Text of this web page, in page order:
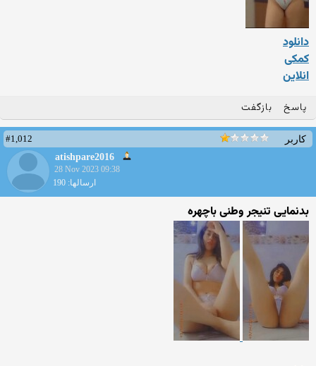
دانلود
کمکی
انلاین
پاسخ بازگفت
کاربر
#1,012
atishpare2016
28 Nov 2023 09:38
ارسالها: 190
بدنمایی تنیجر وطنی باچهره